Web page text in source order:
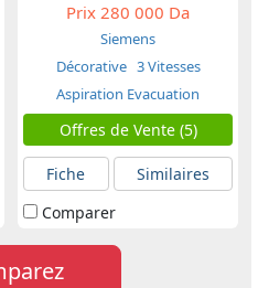
Prix 280 000 Da
Siemens
Décorative 3 Vitesses
Aspiration Evacuation
Offres de Vente (5)
Fiche
Similaires
Comparer